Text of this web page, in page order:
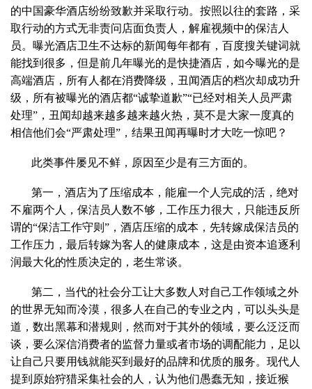
的中国豪华酒店纷纷致歉并采取行动。按照以往的套路，采
取行动的方式无非责问店面负责人，解雇视频中的保洁人
员。曝光酒店卫生不达标的新闻每年都有，百度搜关键词就
能找到很多，但是前几年曝光的是快捷酒店，如今曝光的是
高端酒店，所有人都在消费降级，丑闻酒店的档次却成功升
级，所有被曝光的酒店都“诚挚道歉”“已经对相关人员严肃
处理”，丑闻却越来越多越来越火热，莫不是大家一度真的
相信他们会“严肃处理”，结果丑闻再曝时才大吃一惊吧？
此类事件屡见不鲜，原因至少是有三方面的。
第一，酒店为了压缩成本，能雇一个人完成的活，绝对
不雇两个人，保洁员人数不够，工作压力很大，只能违反所
谓的“保洁工作守则”，酒店压缩的成本，先转嫁成保洁员的
工作压力，最后转嫁为客人的健康成本，这是由资本追逐利
润最大化的性质决定的，老生常谈。
第二，当代的社会分工让大多数人对自己工作领域之外
的世界无知而冷漠，很多人在自己的专业之内，可以头头是
道，数出黑幕和潜规则，然而对于其外的领域，要么泛泛而
谈，要么深信消费者的监督力量或者市场的调配能力，足以
让自己只要用钱就能买到最好的品牌和优质的服务。现代人
提到原始狩猎采集社会的人，认为他们愚蠢无知，接近猴